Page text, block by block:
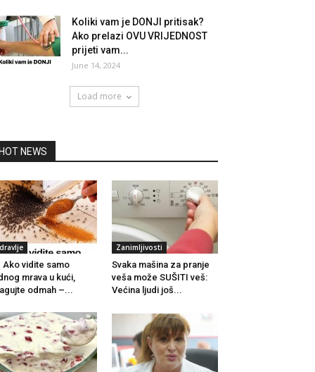
Koliki vam je DONJI pritisak?
Ako prelazi OVU VRIJEDNOST
prijeti vam...
June 14, 2024
Load more
HOT NEWS
Ako vidite samo
mrava u kući,
odmah –...
Zanimljivosti
Svaka mašina za pranje
veša može SUŠITI veš:
Većina ljudi još...